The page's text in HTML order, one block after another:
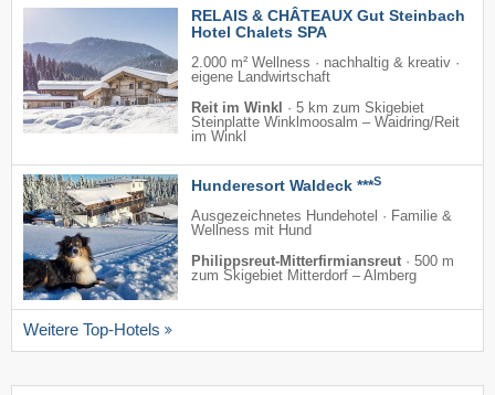
RELAIS & CHÂTEAUX Gut Steinbach
Hotel Chalets SPA
2.000 m² Wellness · nachhaltig & kreativ ·
eigene Landwirtschaft
Reit im Winkl
· 5 km zum Skigebiet
Steinplatte Winklmoosalm – Waidring/​Reit
im Winkl
Hunderesort Waldeck ***S
Ausgezeichnetes Hundehotel · Familie &
Wellness mit Hund
Philippsreut-Mitterfirmiansreut · 500 m
zum Skigebiet Mitterdorf – Almberg
Weitere Top-Hotels